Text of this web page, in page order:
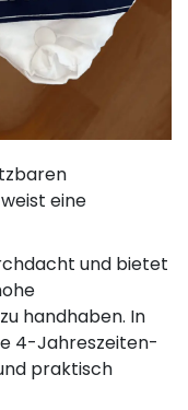
eine
und bietet
handhaben. In
4-Jahreszeiten-
praktisch